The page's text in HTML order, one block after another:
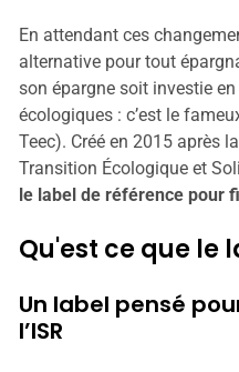
En attendant ces
alternative pour tout
son épargne soit investie
écologiques : c’est le
Teec). Créé en 2015 après
Transition Écologique et
le label de référence pour
Qu'est ce que le
Un label pensé
l’ISR